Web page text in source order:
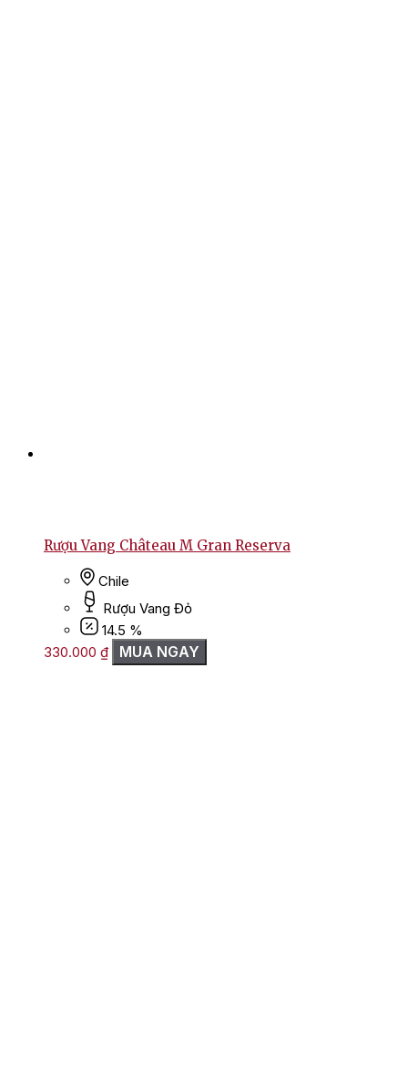
Rượu Vang Château M Gran Reserva
Chile
Rượu Vang Đỏ
14.5 %
330.000 ₫ MUA NGAY